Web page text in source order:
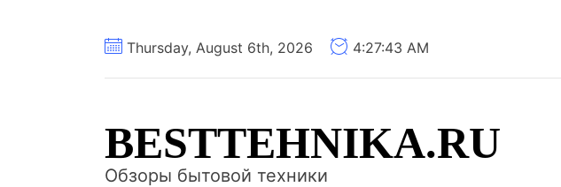
Thursday, August 6th, 2026 4:27:44 AM
BESTTEHNIKA.RU
Обзоры бытовой техники